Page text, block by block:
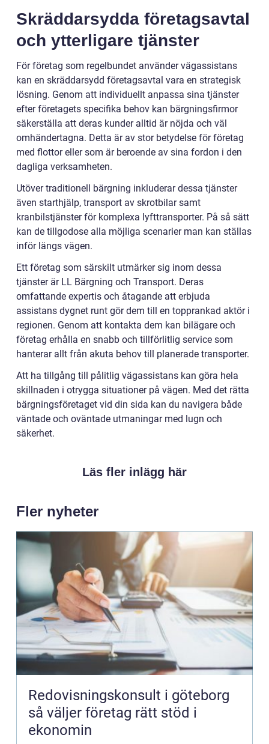
Skräddarsydda företagsavtal
och ytterligare tjänster
För företag som regelbundet använder vägassistans
kan en skräddarsydd företagsavtal vara en strategisk
lösning. Genom att individuellt anpassa sina tjänster
efter företagets specifika behov kan bärgningsfirmor
säkerställa att deras kunder alltid är nöjda och väl
omhändertagna. Detta är av stor betydelse för företag
med flottor eller som är beroende av sina fordon i den
dagliga verksamheten.
Utöver traditionell bärgning inkluderar dessa tjänster
även starthjälp, transport av skrotbilar samt
kranbilstjänster för komplexa lyfttransporter. På så sätt
kan de tillgodose alla möjliga scenarier man kan ställas
inför längs vägen.
Ett företag som särskilt utmärker sig inom dessa
tjänster är LL Bärgning och Transport. Deras
omfattande expertis och åtagande att erbjuda
assistans dygnet runt gör dem till en topprankad aktör i
regionen. Genom att kontakta dem kan bilägare och
företag erhålla en snabb och tillförlitlig service som
hanterar allt från akuta behov till planerade transporter.
Att ha tillgång till pålitlig vägassistans kan göra hela
skillnaden i otrygga situationer på vägen. Med det rätta
bärgningsföretaget vid din sida kan du navigera både
väntade och oväntade utmaningar med lugn och
säkerhet.
Läs fler inlägg här
Fler nyheter
Redovisningskonsult i göteborg
så väljer företag rätt stöd i
ekonomin